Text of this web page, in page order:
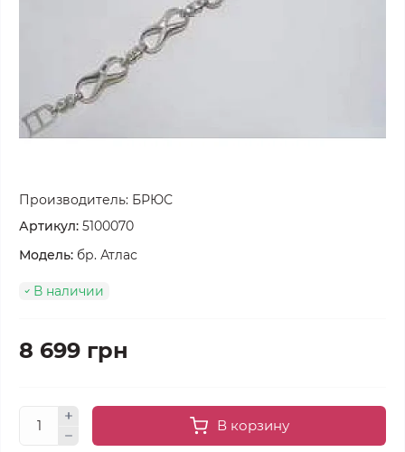
Производитель: БРЮС
Артикул: 5100070
Модель: бр. Атлас
В наличии
8 699 грн
В корзину